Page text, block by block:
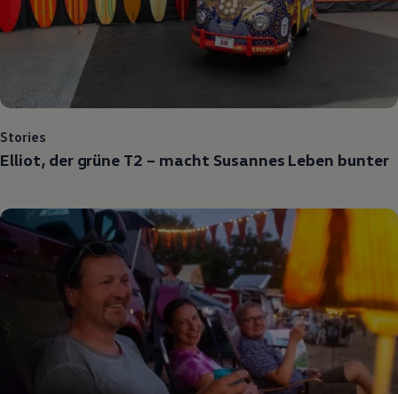
Stories
Elliot, der grüne T2 – macht Susannes Leben bunter